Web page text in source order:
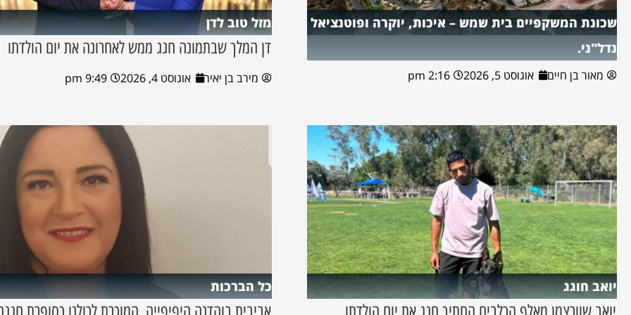
שכונת המשקפיים בית שמש – איכות, יוקרה ופוטנציאל
נדל"ני.
מאור בן חיים אוגוסט 5, 2026 2:16 pm
מזל טוב לדן
דן המלך שבתמונה חגג ממש לאחרונה את יום הולדתו
מירב בן יאיר אוגוסט 4, 2026 9:49 pm
יואב חוגג כל הברכות